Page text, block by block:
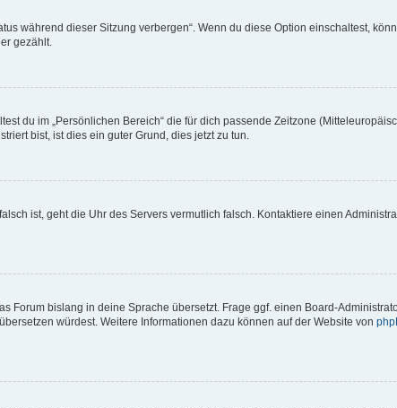
während dieser Sitzung verbergen“. Wenn du diese Option einschaltest,
gezählt.
du im „Persönlichen Bereich“ die für dich passende Zeitzone
bist, ist dies ein guter Grund, dies jetzt zu tun.
ist, geht die Uhr des Servers vermutlich falsch. Kontaktiere einen
bislang in deine Sprache übersetzt. Frage ggf. einen Board-
würdest. Weitere Informationen dazu können auf der Website von